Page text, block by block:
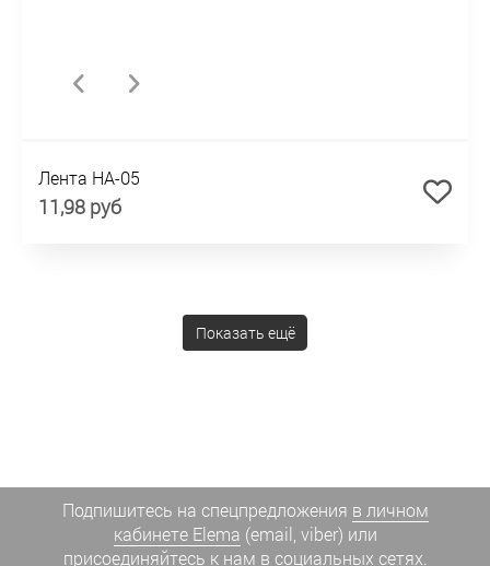
Лента HA-05
11,98 руб
Показать ещё
Подпишитесь на спецпредложения в личном
кабинете Elema (email, viber) или
присоединяйтесь к нам в социальных сетях.